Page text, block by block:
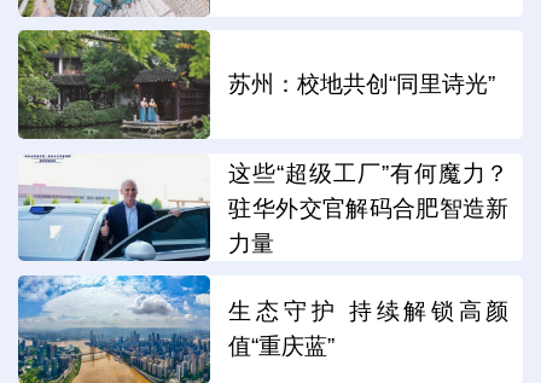
苏州：校地共创“同里诗光”
这些“超级工厂”有何魔力？
驻华外交官解码合肥智造新
力量
生态守护 持续解锁高颜
值“重庆蓝”